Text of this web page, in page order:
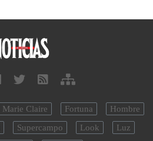
Marie Claire Fortuna
Hombre
Supercampo Look
Luz